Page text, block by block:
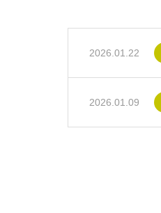
2026.01.22
2026.01.09